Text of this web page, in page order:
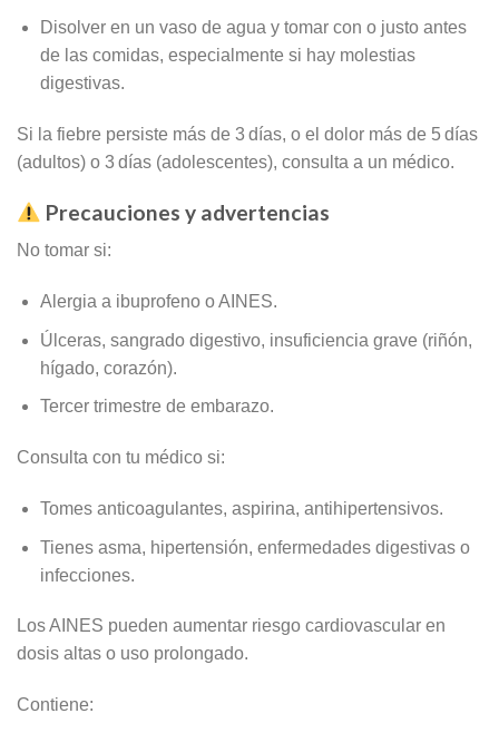
Disolver en un vaso de agua y tomar con o justo antes
de las comidas, especialmente si hay molestias
digestivas.
Si la fiebre persiste más de 3 días, o el dolor más de 5 días
(adultos) o 3 días (adolescentes), consulta a un médico.
Precauciones y advertencias
No tomar si:
Alergia a ibuprofeno o AINES.
Úlceras, sangrado digestivo, insuficiencia grave (riñón,
hígado, corazón).
Tercer trimestre de embarazo.
Consulta con tu médico si:
Tomes anticoagulantes, aspirina, antihipertensivos.
Tienes asma, hipertensión, enfermedades digestivas o
infecciones.
Los AINES pueden aumentar riesgo cardiovascular en
dosis altas o uso prolongado.
Contiene: